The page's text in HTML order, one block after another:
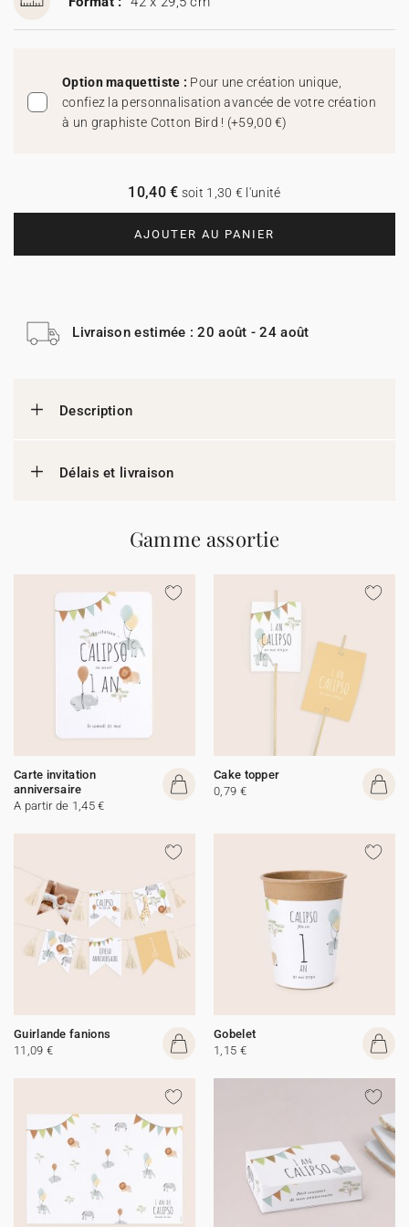
Option maquettiste : Pour une création unique,
confiez la personnalisation avancée de votre création
à un graphiste Cotton Bird ! (+59,00 €)
AJOUTER AU PANIER
10,40 € soit 1,30 € l'unité
Livraison estimée : 20 août - 24 août
Description
Délais et livraison
Gamme assortie
Carte invitation
anniversaire
A partir de 1,45 €
Cake topper
0,79 €
Guirlande fanions
11,09 €
Gobelet
1,15 €